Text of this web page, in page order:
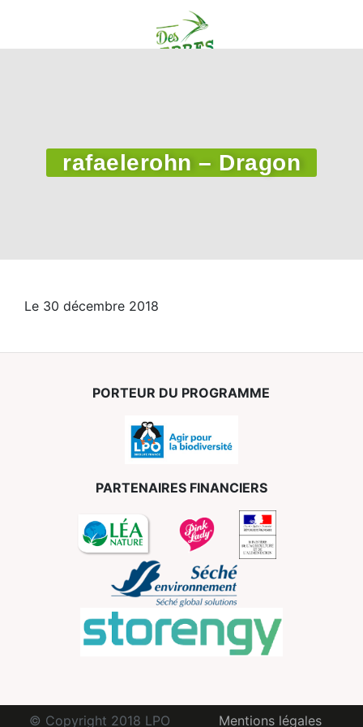
rafaelerohn – Dragon
Le 30 décembre 2018
PORTEUR DU PROGRAMME
PARTENAIRES FINANCIERS
© Copyright 2018 LPO Mentions légales